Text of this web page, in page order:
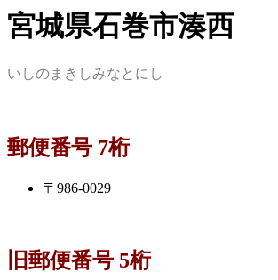
宮城県石巻市湊西
いしのまきしみなとにし
郵便番号 7桁
〒986-0029
旧郵便番号 5桁